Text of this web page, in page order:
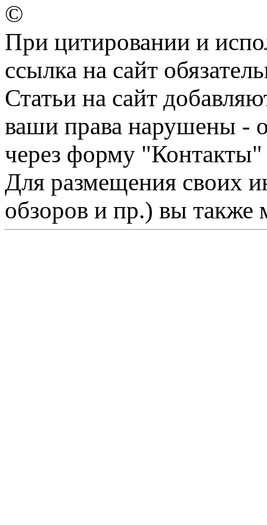
©
При цитировании и
ссылка на сайт
Статьи на сайт
ваши права нарушены -
через форму "Контакты"
Для размещения своих
обзоров и пр.) вы также